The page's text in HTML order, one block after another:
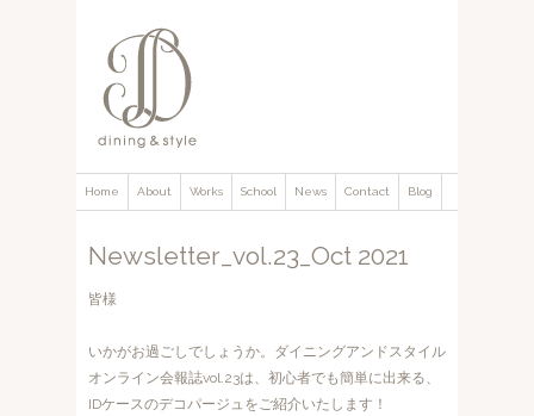
Home About Works School News Contact Blog
Newsletter_vol.23_Oct 2021
皆様
いかがお過ごしでしょうか。ダイニングアンドスタイル
オンライン会報誌vol.23は、初心者でも簡単に出来る、
IDケースのデコパージュをご紹介いたします！